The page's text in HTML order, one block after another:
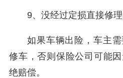
9、没经过定损直接修
如果车辆出险，车主
修车，否则保险公司可能
绝赔偿。